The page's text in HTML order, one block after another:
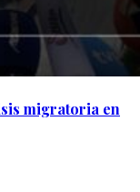
migratoria en